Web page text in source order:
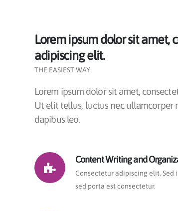
Lorem ipsum dolor sit amet,
adipiscing elit.
THE EASIEST WAY
Lorem ipsum dolor sit amet,
Ut elit tellus, luctus nec ullamcorper
dapibus leo.
Content Writing and
Consectetur adipiscing elit.
sed porta est consectetur.